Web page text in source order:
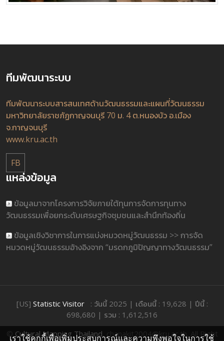
ทีมพัฒนาระบบ
ทีมพัฒนาระบบสารสนเทศด้านวัฒนธรรมและแผนที่วัฒนธรรม
มหาวิทยาลัยราชภัฏกาญจนบุรี 70 ม. 4 ต.หนองบัว อ.เมือง
จ.กาญจนบุรี
www.kru.ac.th
FB
แหล่งข้อมูล
ข้อมูลมาจากโครงการวิจัยภายใต้ทุนการจัดการทุนทาง
วัฒนธรรมเพื่อยกระดับเศรษฐกิจชุมชนและสำนึกท้องถิ่น
ข้อมูลเชิงวิชาการในการแบ่งหมวดหมู่วัฒนธรรม >> การจัด
หมวดหมู่วัฒนธรรมอ้างอิงจาก “มรดกภูมิปัญญาทางวัฒนธรรม”
[US] Statistic Visitor: วันนี้ 2025 | เดือนนี้ : 19,628 | ปีนี้ :
698,680 | รวม : 1,612,516
© Cultural Mapping Thailand , chanakit2004@kru.ac.th. All Right
เราใช้คุกกี้เพื่อเพิ่มประสบการณ์และความพึงพอใจในการใช้